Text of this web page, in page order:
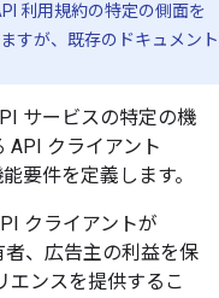
利用規約の特定の側面を
すが、既存のドキュメント
サービスの特定の機
API クライアント
要件を定義します。
クライアントが
者、広告主の利益を保
エンスを提供するこ